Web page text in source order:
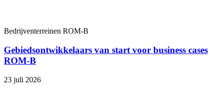
Bedrijventerreinen ROM-B
Gebiedsontwikkelaars van start voor business cases
ROM-B
23 juli 2026